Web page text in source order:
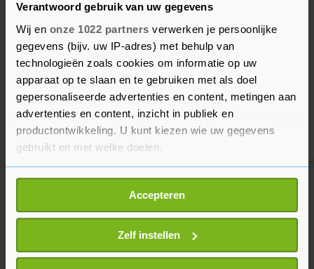
Verantwoord gebruik van uw gegevens
Wij en onze 1022 partners verwerken je persoonlijke
gegevens (bijv. uw IP-adres) met behulp van
technologieën zoals cookies om informatie op uw
apparaat op te slaan en te gebruiken met als doel
gepersonaliseerde advertenties en content, metingen aan
advertenties en content, inzicht in publiek en
productontwikkeling. U kunt kiezen wie uw gegevens
gebruikt en met welke doelen.
Als u het toestaat, willen we ook graag:
Informatie verzamelen over uw geografische
locatie, die tot een paar meter nauwkeurig kan zijn
Uw apparaat identificeren door het actief te
scannen op specifieke eigenschappen (fingerprinting)
Accepteren
Zelf instellen
DNA-test in Erasmus MC tegen
doofheid door antibiotica bij